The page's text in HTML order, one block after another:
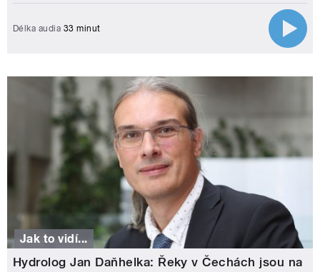
Délka audia 33 minut
Jak to vidí...
Hydrolog Jan Daňhelka: Řeky v Čechách jsou na